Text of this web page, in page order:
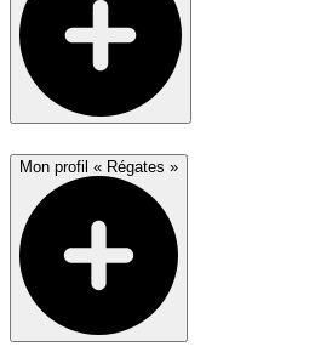
Mon profil « Régates »